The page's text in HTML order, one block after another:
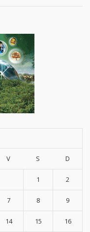
V S D
1 2
7 8 9
14 15 16